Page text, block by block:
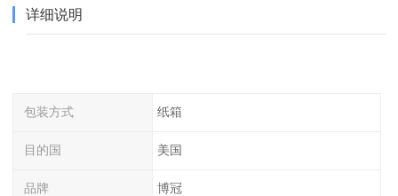
详细说明
包装方式 纸箱
目的国 美国
品牌 博冠